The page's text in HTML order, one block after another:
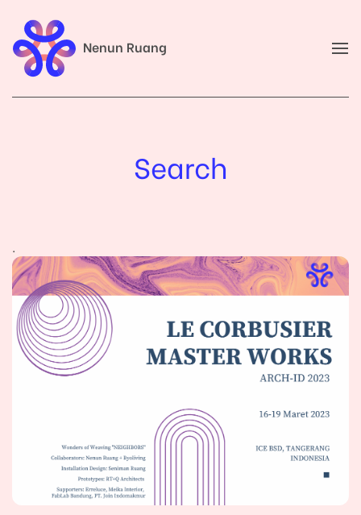
Nenun Ruang
Search
.